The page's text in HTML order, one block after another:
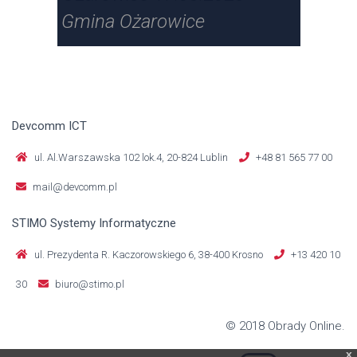
Gmina Ożarowice
Devcomm ICT
ul. Al.Warszawska 102 lok.4, 20-824 Lublin +48 81 565 77 00
mail@devcomm.pl
STIMO Systemy Informatyczne
ul. Prezydenta R. Kaczorowskiego 6, 38-400 Krosno +13 420 10
30 biuro@stimo.pl
© 2018 Obrady Online.
x